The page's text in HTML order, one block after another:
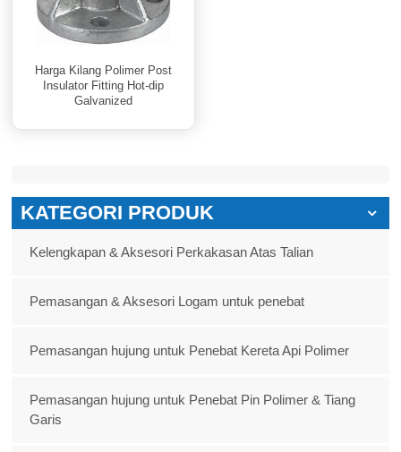
Harga Kilang Polimer Post
Insulator Fitting Hot-dip
Galvanized
KATEGORI PRODUK
Kelengkapan & Aksesori Perkakasan Atas Talian
Pemasangan & Aksesori Logam untuk penebat
Pemasangan hujung untuk Penebat Kereta Api Polimer
Pemasangan hujung untuk Penebat Pin Polimer & Tiang
Garis